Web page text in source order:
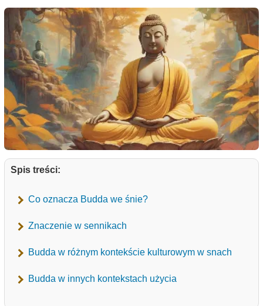
Spis treści:
Co oznacza Budda we śnie?
Znaczenie w sennikach
Budda w różnym kontekście kulturowym w snach
Budda w innych kontekstach użycia